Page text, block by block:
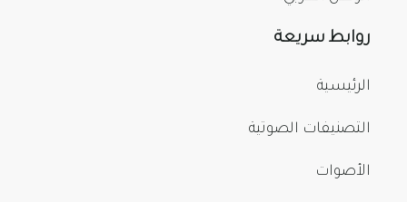
روابط سريعة
الرئيسية
التصنيفات الصوتية
الأصوات